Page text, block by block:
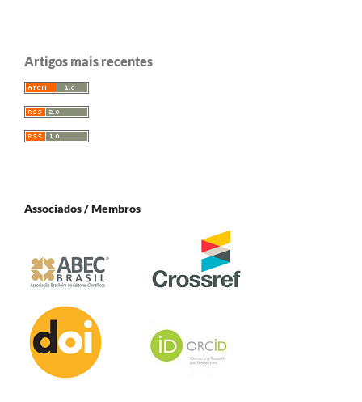
Artigos mais recentes
Associados / Membros